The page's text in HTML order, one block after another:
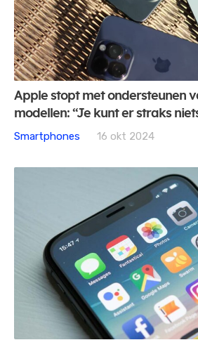
Apple stopt met ondersteunen
modellen: “Je kunt er straks
Smartphones
16 okt 2024